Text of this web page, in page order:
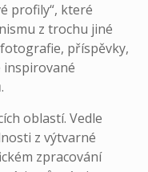
profily“, které
z trochu jiné
příspěvky,
inspirované
oblastí. Vedle
z výtvarné
zpracování